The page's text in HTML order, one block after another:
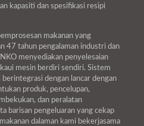
kapasiti dan spesifikasi resipi
makanan yang
47 tahun pengalaman industri dan
menyediakan penyelesaian
mesin berdiri sendiri. Sistem
dengan lancar dengan
produk, pencelupan,
dan peralatan
barisan pengeluaran yang cekap
dalaman kami bekerjasama